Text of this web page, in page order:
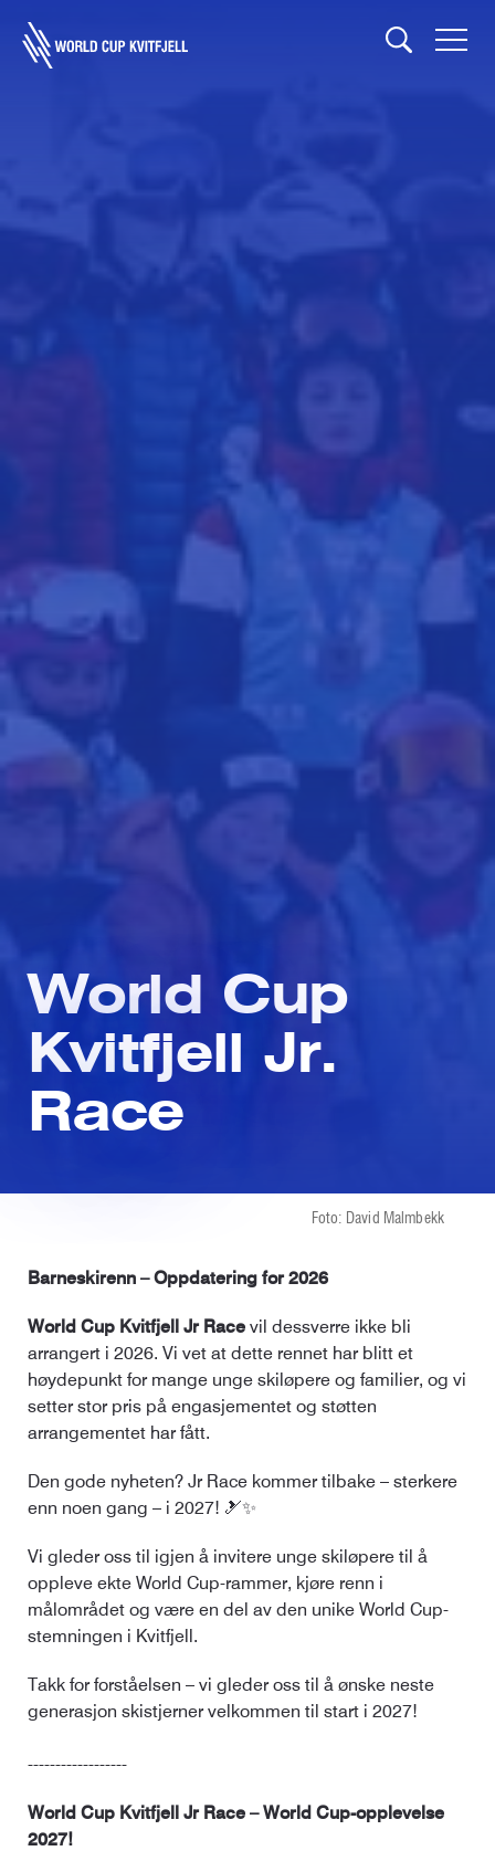
World Cup
Kvitfjell Jr.
Race
Foto: David Malmbekk
Barneskirenn – Oppdatering for 2026
World Cup Kvitfjell Jr Race vil dessverre ikke bli
arrangert i 2026. Vi vet at dette rennet har blitt et
høydepunkt for mange unge skiløpere og familier, og vi
setter stor pris på engasjementet og støtten
arrangementet har fått.
Den gode nyheten? Jr Race kommer tilbake – sterkere
enn noen gang – i 2027! 🎿✨
Vi gleder oss til igjen å invitere unge skiløpere til å
oppleve ekte World Cup-rammer, kjøre renn i
målområdet og være en del av den unike World Cup-
stemningen i Kvitfjell.
Takk for forståelsen – vi gleder oss til å ønske neste
generasjon skistjerner velkommen til start i 2027!
------------------
World Cup Kvitfjell Jr Race – World Cup-opplevelse
2027!